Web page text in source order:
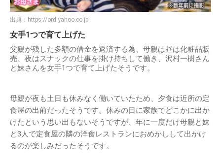
出典： https://ord.yahoo.co.jp
女手1つで育て上げた
父親が残した多額の借金を返済する為、母親は昼は化粧品販
売、夜はスナックの仕事を掛け持ちして働き、沢村一樹さん
と妹さんを女手1つで育て上げたそうです。
母親が夜も土日も休みなく働いていたため、夕食は近所の定
食屋の出前だったそうです。休みの日に家族でどこかに出か
けたという思い出もないそうですが、年に一度だけ母親と妹
と3人で定食屋の隣の洋食レストランにおめかしして出かけ
るのが楽しみだったそうです。